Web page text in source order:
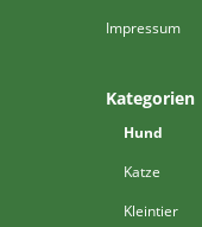
Impressum
Kategorien
Hund
Katze
Kleintier